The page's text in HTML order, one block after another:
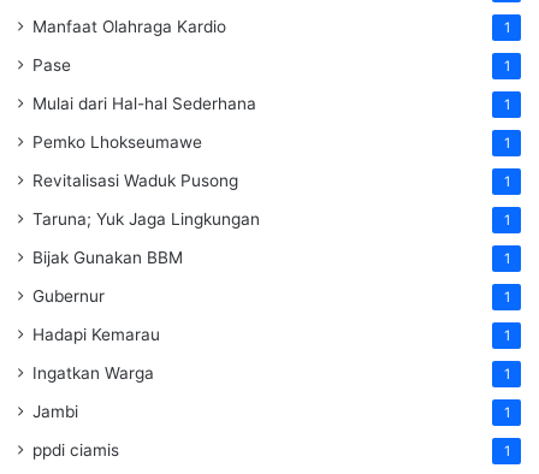
Manfaat Olahraga Kardio 1
Pase 1
Mulai dari Hal-hal Sederhana 1
Pemko Lhokseumawe 1
Revitalisasi Waduk Pusong 1
Taruna; Yuk Jaga Lingkungan 1
Bijak Gunakan BBM 1
Gubernur 1
Hadapi Kemarau 1
Ingatkan Warga 1
Jambi 1
ppdi ciamis 1